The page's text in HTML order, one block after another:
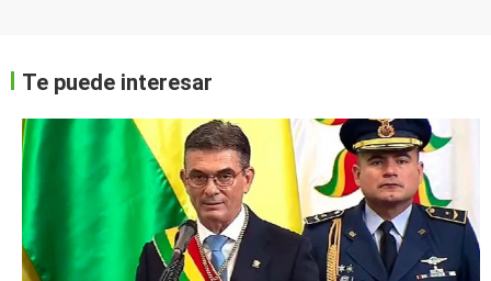
Te puede interesar